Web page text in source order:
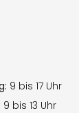
9 bis 17 Uhr
9 bis 13 Uhr